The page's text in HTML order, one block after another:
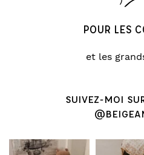
POUR LES
et les
SUIVEZ-MOI